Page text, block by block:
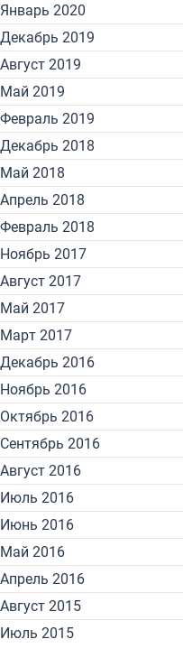
Январь 2020
Декабрь 2019
Август 2019
Май 2019
Февраль 2019
Декабрь 2018
Май 2018
Апрель 2018
Февраль 2018
Ноябрь 2017
Август 2017
Май 2017
Март 2017
Декабрь 2016
Ноябрь 2016
Октябрь 2016
Сентябрь 2016
Август 2016
Июль 2016
Июнь 2016
Май 2016
Апрель 2016
Август 2015
Июль 2015